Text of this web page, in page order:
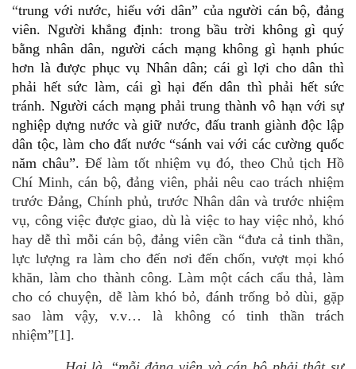
“trung với nước, hiếu với dân” của người cán bộ, đảng
viên. Người khẳng định: trong bầu trời không gì quý
bằng nhân dân, người cách mạng không gì hạnh phúc
hơn là được phục vụ Nhân dân; cái gì lợi cho dân thì
phải hết sức làm, cái gì hại đến dân thì phải hết sức
tránh. Người cách mạng phải trung thành vô hạn với sự
nghiệp dựng nước và giữ nước, đấu tranh giành độc lập
dân tộc, làm cho đất nước “sánh vai với các cường quốc
năm châu”. Để làm tốt nhiệm vụ đó, theo Chủ tịch Hồ
Chí Minh,cán bộ, đảng viên, phải nêu cao trách nhiệm
trước Đảng, Chính phủ, trước Nhân dân và trước nhiệm
vụ, công việc được giao, dù là việc to hay việc nhỏ,khó
hay dễ thì mỗi cán bộ, đảng viên cần “đưa cả tinh thần,
lực lượng ra làm cho đến nơi đến chốn, vượt mọi khó
khăn, làm cho thành công. Làm một cách cẩu thả, làm
cho có chuyện, dễ làm khó bỏ, đánh trống bỏ dùi, gặp
sao làm vậy, v.v… là không có tinh thần trách
nhiệm”[1].